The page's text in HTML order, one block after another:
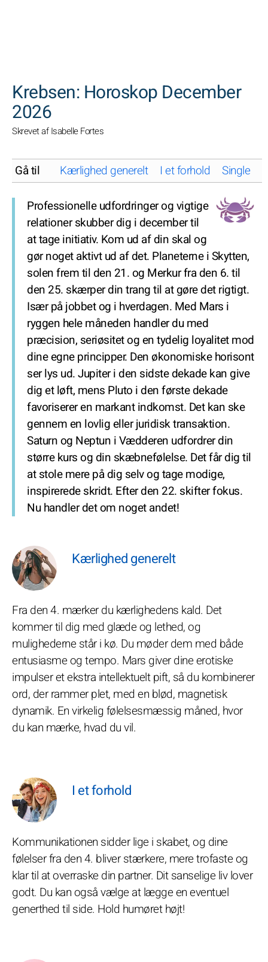
Krebsen: Horoskop December
2026
Skrevet af Isabelle Fortes
Gå til Kærlighed generelt I et forhold Single
Professionelle udfordringer og vigtige
relationer skubber dig i december til
at tage initiativ. Kom ud af din skal og
gør noget aktivt ud af det. Planeterne i Skytten,
solen frem til den 21. og Merkur fra den 6. til
den 25. skærper din trang til at gøre det rigtigt.
Især på jobbet og i hverdagen. Med Mars i
ryggen hele måneden handler du med
præcision, seriøsitet og en tydelig loyalitet mod
dine egne principper. Den økonomiske horisont
ser lys ud. Jupiter i den sidste dekade kan give
dig et løft, mens Pluto i den første dekade
favoriserer en markant indkomst. Det kan ske
gennem en lovlig eller juridisk transaktion.
Saturn og Neptun i Vædderen udfordrer din
større kurs og din skæbnefølelse. Det får dig til
at stole mere på dig selv og tage modige,
inspirerede skridt. Efter den 22. skifter fokus.
Nu handler det om noget andet!
Kærlighed generelt
Fra den 4. mærker du kærlighedens kald. Det
kommer til dig med glæde og lethed, og
mulighederne står i kø. Du møder dem med både
entusiasme og tempo. Mars giver dine erotiske
impulser et ekstra intellektuelt pift, så du kombinerer
ord, der rammer plet, med en blød, magnetisk
dynamik. En virkelig følelsesmæssig måned, hvor
du kan mærke, hvad du vil.
I et forhold
Kommunikationen sidder lige i skabet, og dine
følelser fra den 4. bliver stærkere, mere trofaste og
klar til at overraske din partner. Dit sanselige liv lover
godt. Du kan også vælge at lægge en eventuel
generthed til side. Hold humøret højt!